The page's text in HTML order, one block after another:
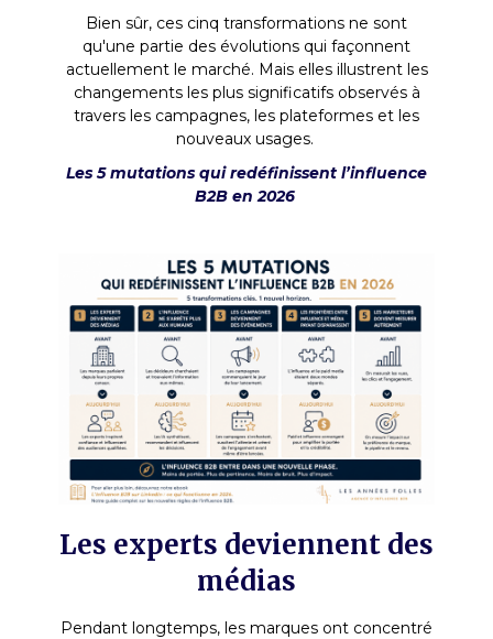
Bien sûr, ces cinq transformations ne sont
qu'une partie des évolutions qui façonnent
actuellement le marché. Mais elles illustrent les
changements les plus significatifs observés à
travers les campagnes, les plateformes et les
nouveaux usages.
Les 5 mutations qui redéfinissent l’influence
B2B en 2026
Les experts deviennent des
médias
Pendant longtemps, les marques ont concentré